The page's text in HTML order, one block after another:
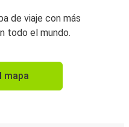
de viaje con más
todo el mundo.
mapa